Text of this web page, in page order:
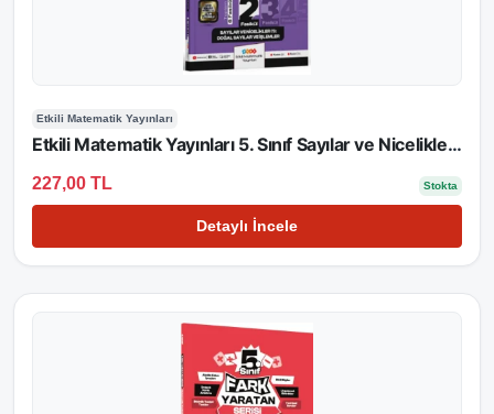
Etkili Matematik Yayınları
Etkili Matematik Yayınları 5. Sınıf Sayılar ve Nicelikler - 1 Doğal Sayılar ve İşlemler Fasikülü
227,00 TL Stokta
Detaylı İncele